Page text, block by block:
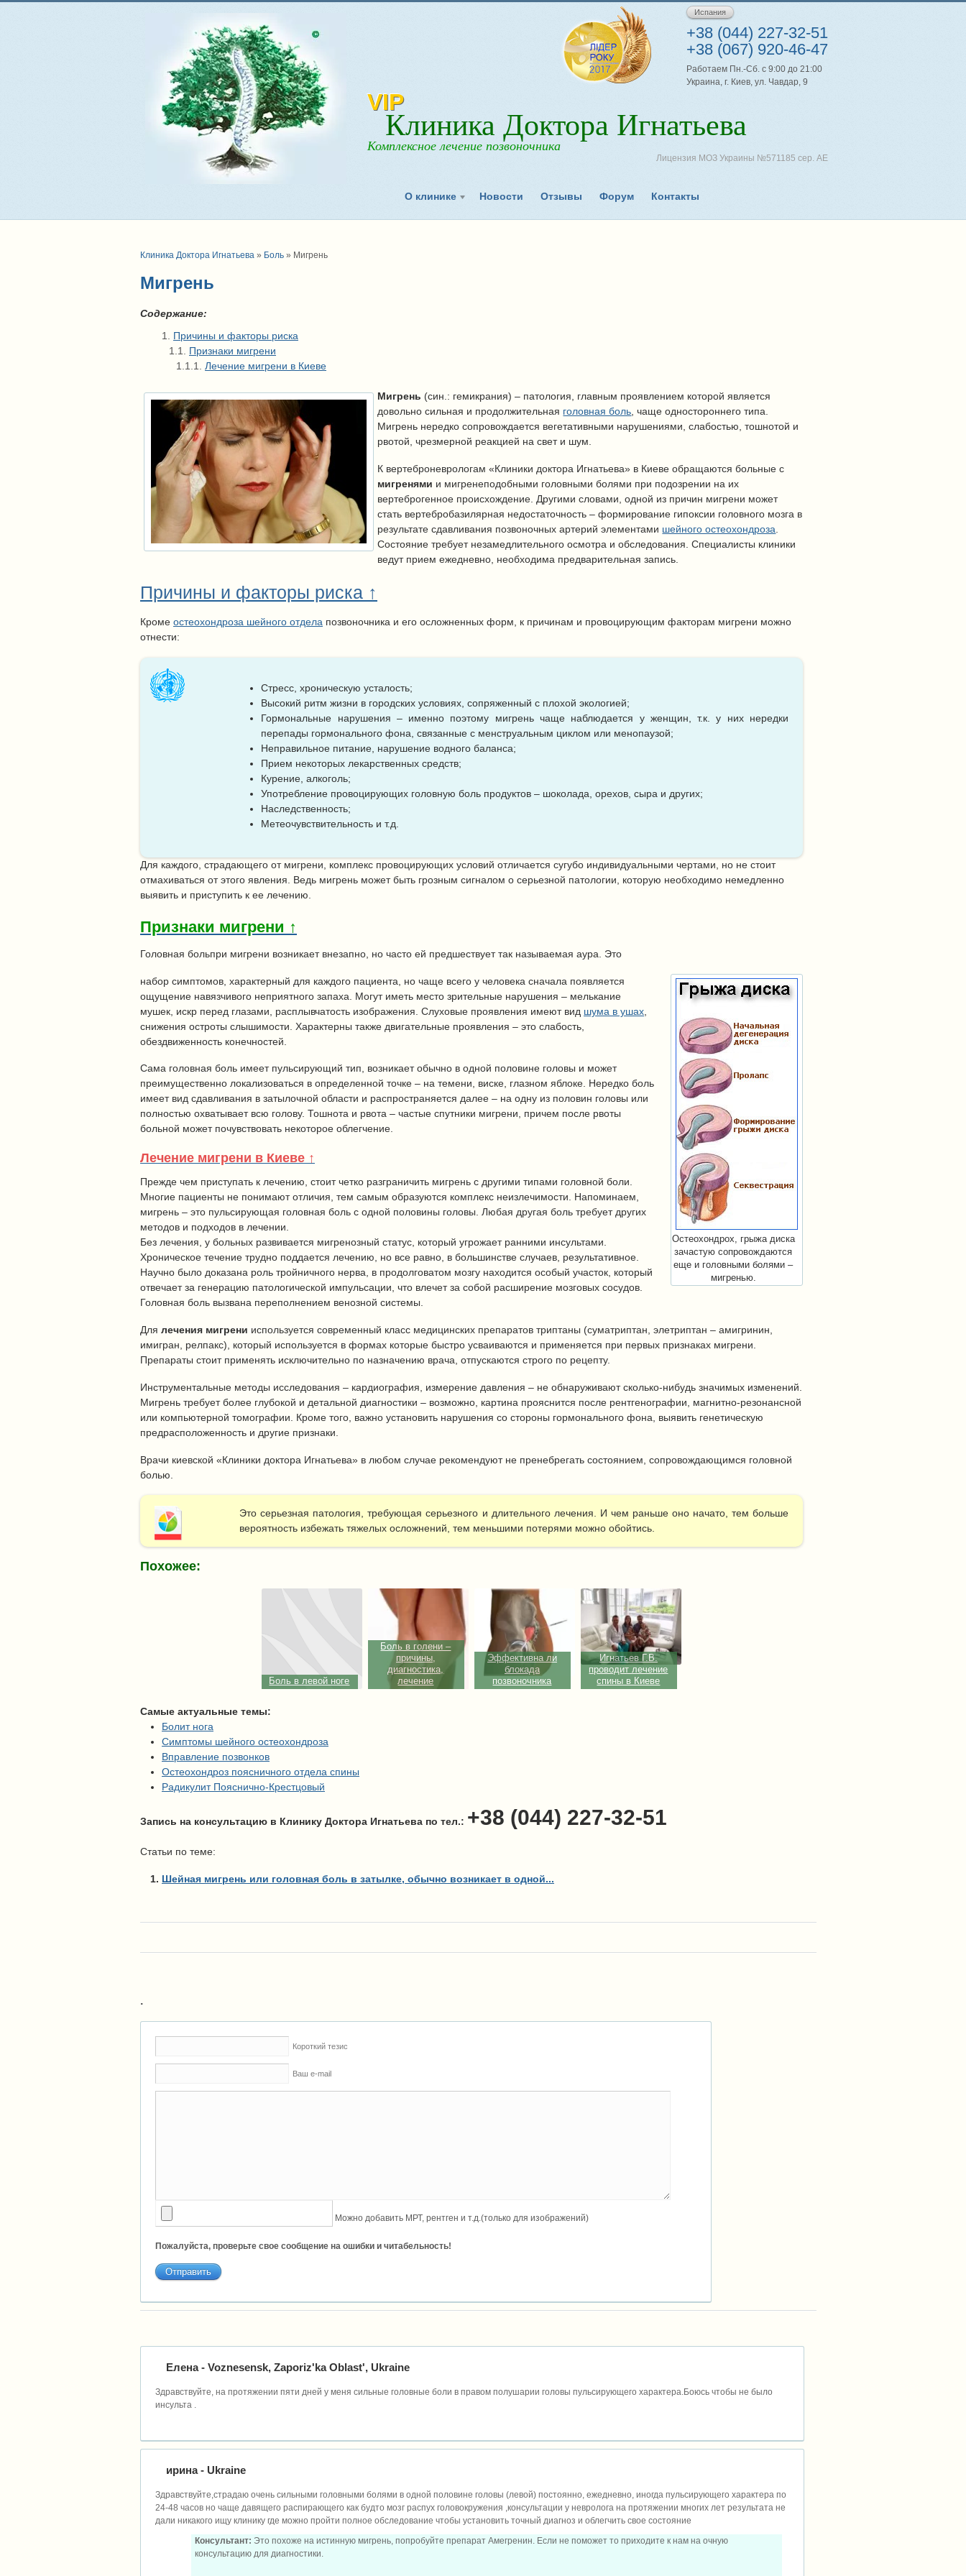
Испания
+38 (044) 227-32-51
+38 (067) 920-46-47
Работаем Пн.-Сб. с 9:00 до 21:00
Украина, г. Киев, ул. Чавдар, 9
VIP
Клиника Доктора Игнатьева
Комплексное лечение позвоночника
Лицензия МОЗ Украины №571185 сер. АЕ
О клинике Новости Отзывы Форум Контакты
Клиника Доктора Игнатьева » Боль » Мигрень
Мигрень
Содержание:
Причины и факторы риска
Признаки мигрени
Лечение мигрени в Киеве
Мигрень (син.: гемикрания) – патология, главным проявлением которой является
довольно сильная и продолжительная головная боль , чаще одностороннего типа.
Мигрень нередко сопровождается вегетативными нарушениями, слабостью, тошнотой и
рвотой, чрезмерной реакцией на свет и шум.
К вертеброневрологам «Клиники доктора Игнатьева» в Киеве обращаются больные с
мигренями и мигренеподобными головными болями при подозрении на их
вертеброгенное происхождение. Другими словами, одной из причин мигрени может
стать вертебробазилярная недостаточность – формирование гипоксии головного мозга в
результате сдавливания позвоночных артерий элементами шейного остеохондроза
Состояние требует незамедлительного осмотра и обследования. Специалисты клиники
ведут прием ежедневно, необходима предварительная запись.
Причины и факторы риска ↑
Кроме остеохондроза шейного отдела позвоночника и его осложненных форм, к причинам и провоцирующим факторам мигрени можно
отнести:
Стресс, хроническую усталость;
Высокий ритм жизни в городских условиях, сопряженный с плохой экологией;
Гормональные нарушения – именно поэтому мигрень чаще наблюдается у женщин, т.к. у них нередки
перепады гормонального фона, связанные с менструальным циклом или менопаузой;
Неправильное питание, нарушение водного баланса;
Прием некоторых лекарственных средств;
Курение, алкоголь;
Употребление провоцирующих головную боль продуктов – шоколада, орехов, сыра и других;
Наследственность;
Метеочувствительность и т.д.
Для каждого, страдающего от мигрени, комплекс провоцирующих условий отличается сугубо индивидуальными чертами, но не стоит
отмахиваться от этого явления. Ведь мигрень может быть грозным сигналом о серьезной патологии, которую необходимо немедленно
выявить и приступить к ее лечению.
Признаки мигрени ↑
Головная больпри мигрени возникает внезапно, но часто ей предшествует так называемая аура. Это
Остеохондрох, грыжа диска
зачастую сопровождаются
еще и головными болями –
мигренью.
набор симптомов, характерный для каждого пациента, но чаще всего у человека сначала появляется
ощущение навязчивого неприятного запаха. Могут иметь место зрительные нарушения – мелькание
мушек, искр перед глазами, расплывчатость изображения. Слуховые проявления имеют вид шума в ушах
снижения остроты слышимости. Характерны также двигательные проявления – это слабость,
обездвиженность конечностей.
Сама головная боль имеет пульсирующий тип, возникает обычно в одной половине головы и может
преимущественно локализоваться в определенной точке – на темени, виске, глазном яблоке. Нередко боль
имеет вид сдавливания в затылочной области и распространяется далее – на одну из половин головы или
полностью охватывает всю голову. Тошнота и рвота – частые спутники мигрени, причем после рвоты
больной может почувствовать некоторое облегчение.
Лечение мигрени в Киеве ↑
Прежде чем приступать к лечению, стоит четко разграничить мигрень с другими типами головной боли.
Многие пациенты не понимают отличия, тем самым образуются комплекс неизлечимости. Напоминаем,
мигрень – это пульсирующая головная боль с одной половины головы. Любая другая боль требует других
методов и подходов в лечении.
Без лечения, у больных развивается мигренозный статус, который угрожает ранними инсультами.
Хроническое течение трудно поддается лечению, но все равно, в большинстве случаев, результативное.
Научно было доказана роль тройничного нерва, в продолговатом мозгу находится особый участок, который
отвечает за генерацию патологической импульсации, что влечет за собой расширение мозговых сосудов.
Головная боль вызвана переполнением венозной системы.
Для лечения мигрени используется современный класс медицинских препаратов триптаны (суматриптан, элетриптан – амигринин,
имигран, релпакс), который используется в формах которые быстро усваиваются и применяется при первых признаках мигрени.
Препараты стоит применять исключительно по назначению врача, отпускаются строго по рецепту.
Инструментальные методы исследования – кардиография, измерение давления – не обнаруживают сколько-нибудь значимых изменений.
Мигрень требует более глубокой и детальной диагностики – возможно, картина прояснится после рентгенографии, магнитно-резонансной
или компьютерной томографии. Кроме того, важно установить нарушения со стороны гормонального фона, выявить генетическую
предрасположенность и другие признаки.
Врачи киевской «Клиники доктора Игнатьева» в любом случае рекомендуют не пренебрегать состоянием, сопровождающимся головной
болью.
Это серьезная патология, требующая серьезного и длительного лечения. И чем раньше оно начато, тем больше
вероятность избежать тяжелых осложнений, тем меньшими потерями можно обойтись.
Похожее:
Боль в левой ноге
Боль в голени –
причины,
диагностика,
лечение
Эффективна ли
блокада
позвоночника
Игнатьев Г.В.
проводит лечение
спины в Киеве
Самые актуальные темы:
Болит нога
Симптомы шейного остеохондроза
Вправление позвонков
Остеохондроз поясничного отдела спины
Радикулит Пояснично-Крестцовый
Запись на консультацию в Клинику Доктора Игнатьева по тел.: +38 (044) 227-32-51
Статьи по теме:
Шейная мигрень или головная боль в затылке, обычно возникает в одной...
.
Короткий тезис
Ваш e-mail
Можно добавить МРТ, рентген и т.д.(только для изображений)
Пожалуйста, проверьте свое сообщение на ошибки и читабельность!
Елена- Voznesensk, Zaporiz'ka Oblast', Ukraine
Здравствуйте, на протяжении пяти дней у меня сильные головные боли в правом полушарии головы пульсирующего характера.Боюсь чтобы не было
инсульта .
ирина- Ukraine
Здравствуйте,страдаю очень сильными головными болями в одной половине головы (левой) постоянно, ежедневно, иногда пульсирующего характера по
24-48 часов но чаще давящего распирающего как будто мозг распух головокружения ,консультации у невролога на протяжении многих лет результата не
дали никакого ищу клинику где можно пройти полное обследование чтобы установить точный диагноз и облегчить свое состояние
Консультант: Это похоже на истинную мигрень, попробуйте препарат Амегренин. Если не поможет то приходите к нам на очную
консультацию для диагностики.